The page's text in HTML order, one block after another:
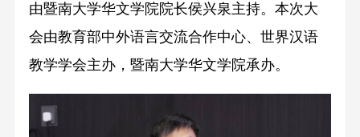
由暨南大学华文学院院长侯兴泉主持。本次大
会由教育部中外语言交流合作中心、世界汉语
教学学会主办，暨南大学华文学院承办。